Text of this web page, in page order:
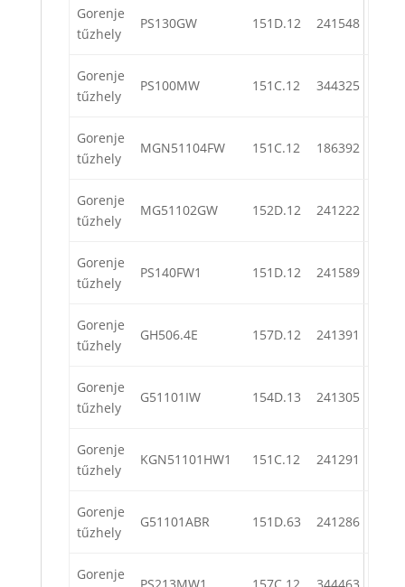
Gorenje
tűzhely
PS130GW 151D.12 241548
Gorenje
tűzhely
PS100MW 151C.12 344325
Gorenje
tűzhely
MGN51104FW 151C.12 186392
Gorenje
tűzhely
MG51102GW 152D.12 241222
Gorenje
tűzhely
PS140FW1 151D.12 241589
Gorenje
tűzhely
GH506.4E 157D.12 241391
Gorenje
tűzhely
G51101IW 154D.13 241305
Gorenje
tűzhely
KGN51101HW1 151C.12 241291
Gorenje
tűzhely
G51101ABR 151D.63 241286
Gorenje